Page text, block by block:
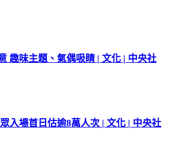
趣味主題、氣偶吸睛 | 文化 | 中央社
入場首日估逾8萬人次 | 文化 | 中央社